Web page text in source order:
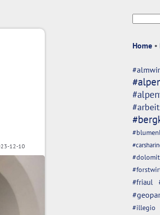
Home •
#friaul
#illegio
12-10